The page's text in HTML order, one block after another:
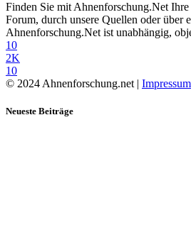
Finden Sie mit Ahnenforschung.Net
Forum, durch unsere Quellen oder über
Ahnenforschung.Net ist unabhängig,
10
2K
10
© 2024 Ahnenforschung.net | Impressum
Neueste Beiträge